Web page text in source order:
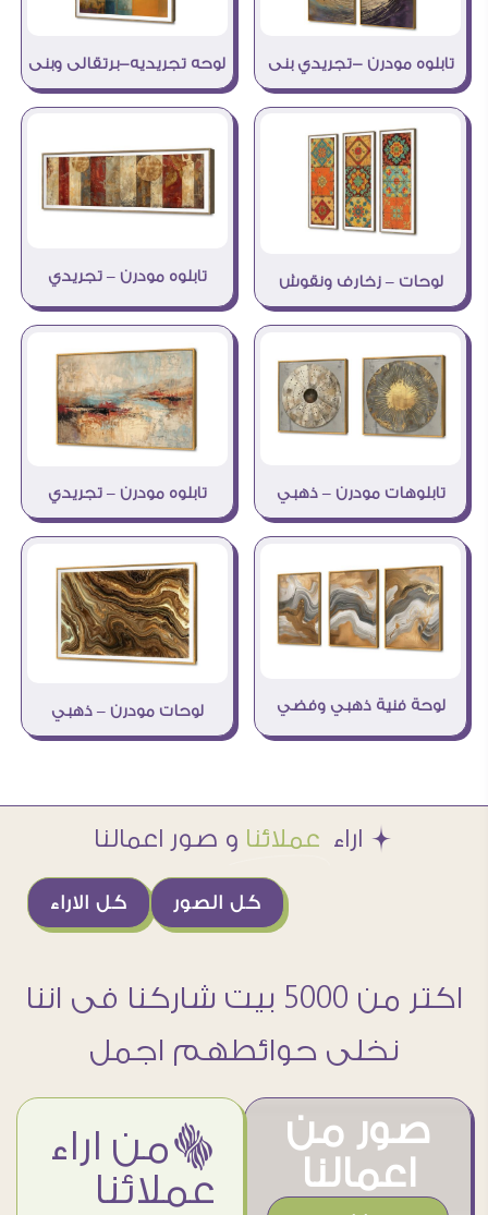
تابلوه مودرن -تجريدي بنى لوحه تجريديه-برتقالى وبنى
لوحات – زخارف ونقوش تابلوه مودرن – تجريدي
تابلوهات مودرن – ذهبي تابلوه مودرن – تجريدي
لوحة فنية ذهبي وفضي لوحات مودرن – ذهبي
Æ اراء عملائنا و صور اعمالنا
كل الاراء كل الصور
اكتر من 5000 بيت شاركنا فى اننا
نخلى حوائطهم اجمل
صور من
اعمالنا
ëمن اراء
عملائنا